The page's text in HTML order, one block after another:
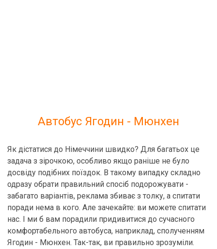
Автобус Ягодин - Мюнхен
Як дістатися до Німеччини швидко? Для багатьох це
задача з зірочкою, особливо якщо раніше не було
досвіду подібних поїздок. В такому випадку складно
одразу обрати правильний спосіб подорожувати -
забагато варіантів, реклама збиває з толку, а спитати
поради нема в кого. Але зачекайте: ви можете спитати
нас. І ми б вам порадили придивитися до сучасного
комфортабельного автобуса, наприклад, сполученням
Ягодин - Мюнхен. Так-так, ви правильно зрозуміли.